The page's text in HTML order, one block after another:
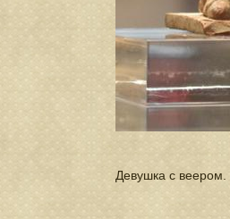
Девушка с веером.